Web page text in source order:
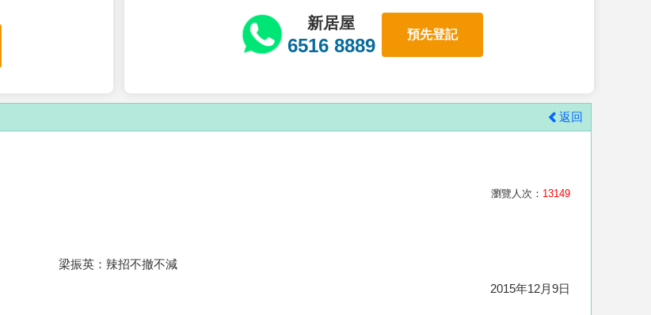
新居屋
6516 8889
預先登記
返回
瀏覽人次： 13149
梁振英：辣招不撤不減
2015年12月9日